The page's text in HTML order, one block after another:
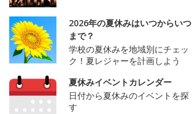
2026年の夏休みはいつからいつ
まで？
学校の夏休みを地域別にチェッ
ク！夏レジャーを計画しよう
夏休みイベントカレンダー
日付から夏休みのイベントを探
す